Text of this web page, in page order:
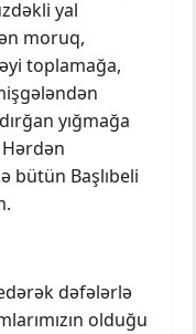
yal
moruq,
toplamağa,
yığmağa
bütün Başlıbeli
dəfələrlə
olduğu